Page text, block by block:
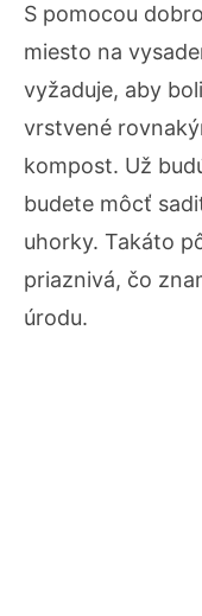
S pomocou
miesto na
vyžaduje, aby
vrstvené
kompost. Už
budete môcť
uhorky. Takáto
priaznivá, čo
úrodu.